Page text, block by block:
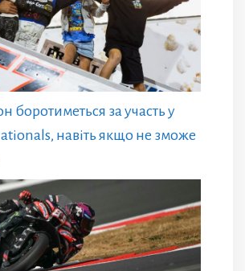
боротиметься за участь у
навіть якщо не зможе